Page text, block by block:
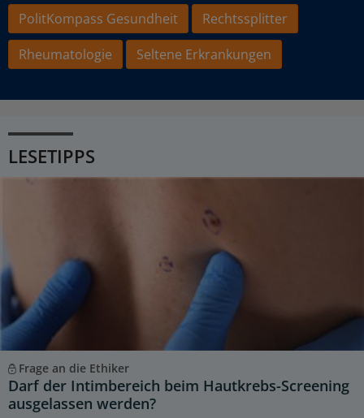
PolitKompass Gesundheit
Rechtssplitter
Rheumatologie
Seltene Erkrankungen
LESETIPPS
Frage an die Ethiker
Darf der Intimbereich beim Hautkrebs-Screening
ausgelassen werden?